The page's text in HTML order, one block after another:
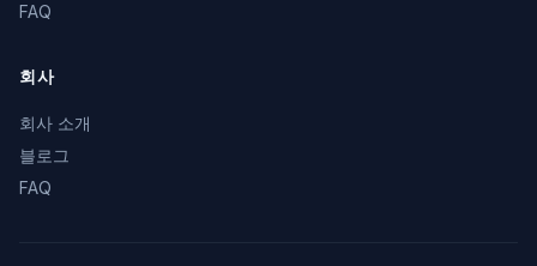
FAQ
회사
회사 소개
블로그
FAQ